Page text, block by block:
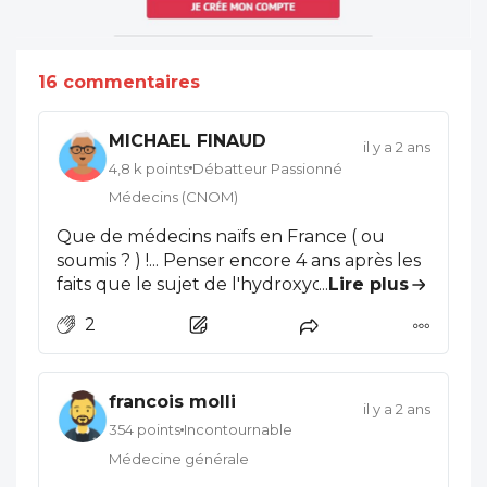
16 commentaires
MICHAEL FINAUD
4,8 k points Débatteur Passionné
Médecins (CNOM)
il y a 2 ans
Que de médecins naïfs en France ( ou
soumis ? ) !... Penser encore 4 ans après les
faits que le sujet de l'hydroxychloroquine
personnalité du Professeur retraité ? Ne
pas voir dans le sujet la convergence
gouvernements et les firmes , c'est être
aveugle , le CNOM est tombé dans le
piège de la manipulation à grande échelle
... Lire plus
2
francois molli
354 points Incontournable
Médecine générale
il y a 2 ans